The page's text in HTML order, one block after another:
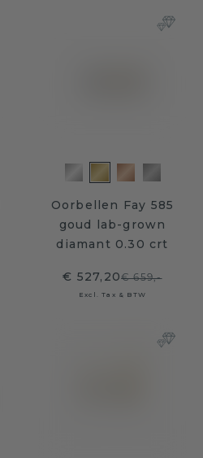
Oorbellen Fay 585
goud lab-grown
diamant 0.30 crt
€ 527,20€ 659,-
Excl. Tax & BTW